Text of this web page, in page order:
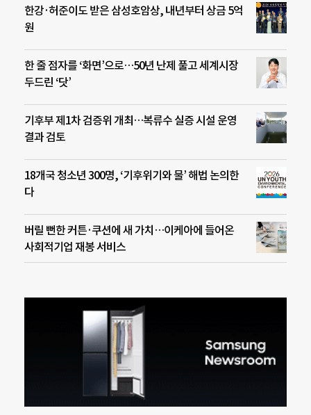
한강·허준이도 받은 삼성호암상, 내년부터 상금 5억
원
한 줄 점자를 ‘화면’으로…50년 난제 풀고 세계시장
두드린 ‘닷’
기후부 제1차 검증위 개최…복류수 실증 시설 운영
결과 검토
18개국 청소년 300명, ‘기후위기와 물’ 해법 논의한
다
버릴 뻔한 커튼·쿠션에 새 가치…이케아에 들어온
사회적기업 재봉 서비스